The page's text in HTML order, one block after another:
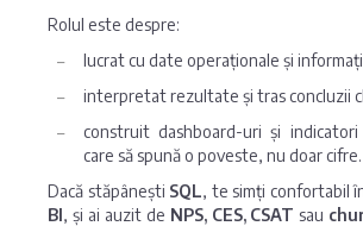
Rolul este despre:
lucrat cu date operaționale și
interpretat rezultate și tras concluzii
construit dashboard-uri și
care să spună o poveste, nu doar cifre.
Dacă stăpânești SQL, te simți confortabil
BI, și ai auzit de NPS, CES, CSAT sau